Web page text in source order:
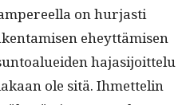
on hur­jasti
eheyt­tämisen
hajasi­joit­telu
ole sitä. Ihmettelin